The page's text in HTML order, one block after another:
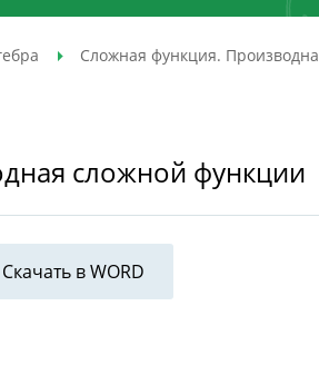
Сложная функция.
сложной функции
Скачать в WORD